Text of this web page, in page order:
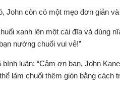
John còn có một mẹo đơn giản
xanh lên một cái đĩa và dùng
nướng chuối vui vẻ!”
luận: “Cảm ơn bạn, John
làm chuối thêm giòn bằng cách